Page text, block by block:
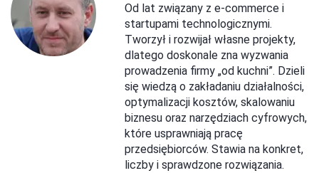
Od lat związany z e-commerce i
startupami technologicznymi.
Tworzył i rozwijał własne projekty,
dlatego doskonale zna wyzwania
prowadzenia firmy „od kuchni”. Dzieli
się wiedzą o zakładaniu działalności,
optymalizacji kosztów, skalowaniu
biznesu oraz narzędziach cyfrowych,
które usprawniają pracę
przedsiębiorców. Stawia na konkret,
liczby i sprawdzone rozwiązania.